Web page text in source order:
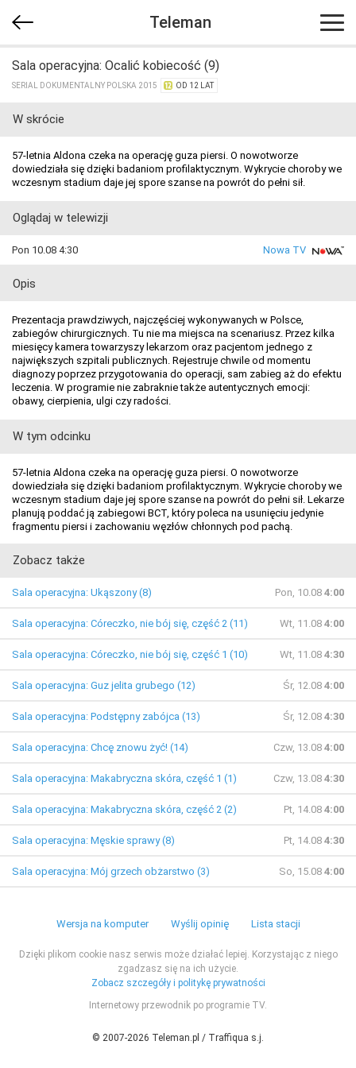
Teleman
Sala operacyjna: Ocalić kobiecość (9)
SERIAL DOKUMENTALNY POLSKA 2015 OD 12 LAT
W skrócie
57-letnia Aldona czeka na operację guza piersi. O nowotworze
dowiedziała się dzięki badaniom profilaktycznym. Wykrycie choroby we
wczesnym stadium daje jej spore szanse na powrót do pełni sił.
Oglądaj w telewizji
Pon 10.08 4:30 Nowa TV
Opis
Prezentacja prawdziwych, najczęściej wykonywanych w Polsce,
zabiegów chirurgicznych. Tu nie ma miejsca na scenariusz. Przez kilka
miesięcy kamera towarzyszy lekarzom oraz pacjentom jednego z
największych szpitali publicznych. Rejestruje chwile od momentu
diagnozy poprzez przygotowania do operacji, sam zabieg aż do efektu
leczenia. W programie nie zabraknie także autentycznych emocji:
obawy, cierpienia, ulgi czy radości.
W tym odcinku
57-letnia Aldona czeka na operację guza piersi. O nowotworze
dowiedziała się dzięki badaniom profilaktycznym. Wykrycie choroby we
wczesnym stadium daje jej spore szanse na powrót do pełni sił. Lekarze
planują poddać ją zabiegowi BCT, który poleca na usunięciu jedynie
fragmentu piersi i zachowaniu węzłów chłonnych pod pachą.
Zobacz także
Sala operacyjna: Ukąszony (8) Pon, 10.08 4:00
Sala operacyjna: Córeczko, nie bój się, część 2 (11) Wt, 11.08 4:00
Sala operacyjna: Córeczko, nie bój się, część 1 (10) Wt, 11.08 4:30
Sala operacyjna: Guz jelita grubego (12) Śr, 12.08 4:00
Sala operacyjna: Podstępny zabójca (13) Śr, 12.08 4:30
Sala operacyjna: Chcę znowu żyć! (14) Czw, 13.08 4:00
Sala operacyjna: Makabryczna skóra, część 1 (1) Czw, 13.08 4:30
Sala operacyjna: Makabryczna skóra, część 2 (2) Pt, 14.08 4:00
Sala operacyjna: Męskie sprawy (8) Pt, 14.08 4:30
Sala operacyjna: Mój grzech obżarstwo (3) So, 15.08 4:00
Wersja na komputer Wyślij opinię Lista stacji
Dzięki plikom cookie nasz serwis może działać lepiej. Korzystając z niego
zgadzasz się na ich użycie.
Zobacz szczegóły i politykę prywatności
Internetowy przewodnik po programie TV.
© 2007-2026 Teleman.pl / Traffiqua s.j.